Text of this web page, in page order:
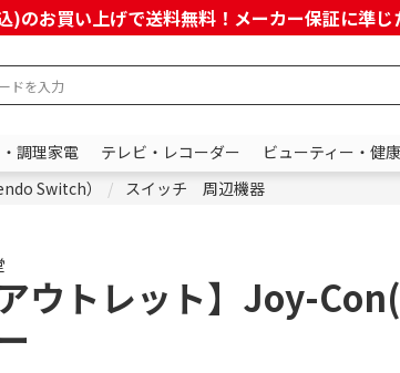
のお買い上げで送料無料！メーカー保証に準じ
調理家電 テレビ・レコーダー ビューティー・健
Switch）
スイッチ 周辺機器
ウトレット】Joy-